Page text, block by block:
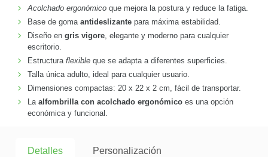
Acolchado ergonómicoque mejora la postura y reduce la fatiga.
Base de goma antideslizantepara máxima estabilidad.
Diseño en gris vigore, elegante y moderno para cualquier
escritorio.
Estructura flexibleque se adapta a diferentes superficies.
Talla única adulto, ideal para cualquier usuario.
Dimensiones compactas: 20 x 22 x 2 cm, fácil de transportar.
La alfombrilla con acolchado ergonómicoes una opción
económica y funcional.
Detalles Personalización